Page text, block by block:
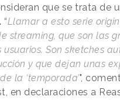
que se trata de
“Llamar a esto serie
streaming, que son las
Son sketches
y que dejan unas
la ‘temporada’",
en declaraciones a